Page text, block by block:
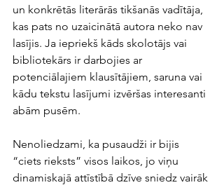
un konkrētās literārās tikšanās vadītāja,
kas pats no uzaicinātā autora neko nav
lasījis. Ja iepriekš kāds skolotājs vai
bibliotekārs ir darbojies ar
potenciālajiem klausītājiem, saruna vai
kādu tekstu lasījumi izvēršas interesanti
abām pusēm.
Nenoliedzami, ka pusaudži ir bijis
“ciets rieksts” visos laikos, jo viņu
dinamiskajā attīstībā dzīve sniedz vairāk